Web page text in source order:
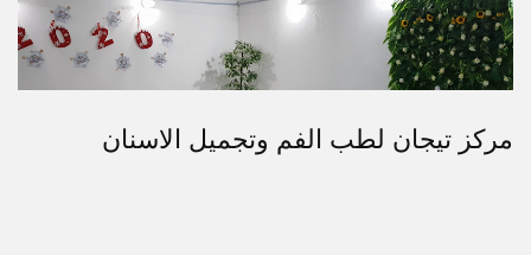
مركز تيجان لطب الفم وتجميل الاسنان